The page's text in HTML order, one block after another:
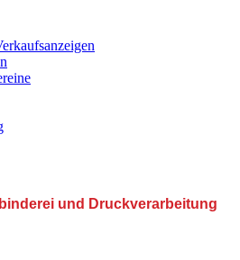
und Druckverarbeitung